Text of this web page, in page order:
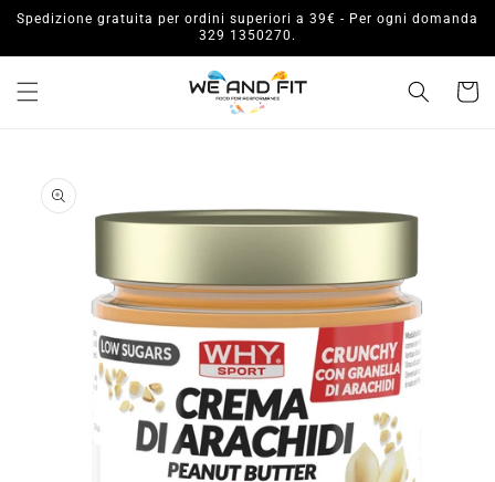
direttamente
Spedizione gratuita per ordini superiori a 39€ - Per ogni domanda
329 1350270.
Carrello
informazioni
sul prodotto